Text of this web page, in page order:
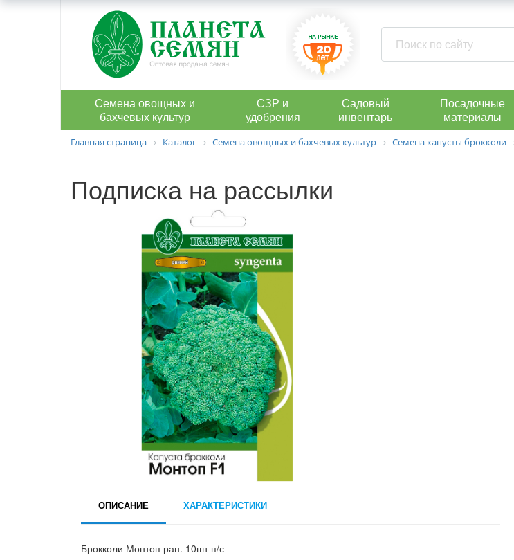
Семена овощных и
бахчевых культур
СЗР и
удобрения
Садовый
инвентарь
Посадочные
материалы
Главная страница Каталог Семена овощных и бахчевых культур Семена капусты брокколи
Подписка на рассылки
ОПИСАНИЕ ХАРАКТЕРИСТИКИ
Брокколи Монтоп ран. 10шт п/с